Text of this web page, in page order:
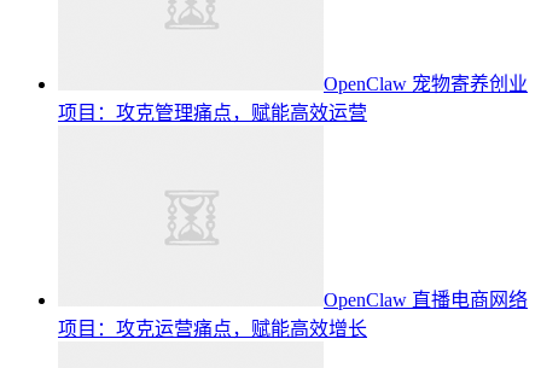
OpenClaw 宠物寄养创业
项目：攻克管理痛点，赋能高效运营
OpenClaw 直播电商网络
项目：攻克运营痛点，赋能高效增长